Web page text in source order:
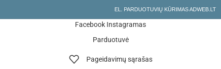
EL. PARDUOTUVIŲ KŪRIMAS ADWEB.LT
Facebook Instagramas
Parduotuvė
Pageidavimų sąrašas